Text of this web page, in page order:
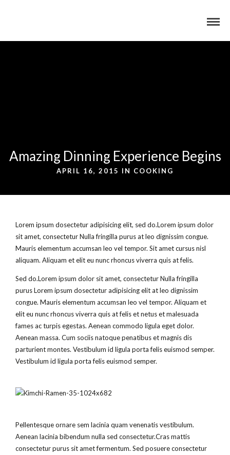
Amazing Dinning Experience Begins
APRIL 16, 2015 IN COOKING
Lorem ipsum dosectetur adipisicing elit, sed do.Lorem ipsum dolor
sit amet, consectetur Nulla fringilla purus at leo dignissim congue.
Mauris elementum accumsan leo vel tempor. Sit amet cursus nisl
aliquam. Aliquam et elit eu nunc rhoncus viverra quis at felis.
Sed do.Lorem ipsum dolor sit amet, consectetur Nulla fringilla
purus Lorem ipsum dosectetur adipisicing elit at leo dignissim
congue. Mauris elementum accumsan leo vel tempor. Aliquam et
elit eu nunc rhoncus viverra quis at felis et netus et malesuada
fames ac turpis egestas. Aenean commodo ligula eget dolor.
Aenean massa. Cum sociis natoque penatibus et magnis dis
parturient montes. Vestibulum id ligula porta felis euismod semper.
Vestibulum id ligula porta felis euismod semper.
Pellentesque ornare sem lacinia quam venenatis vestibulum.
Aenean lacinia bibendum nulla sed consectetur.Cras mattis
consectetur purus sit amet fermentum. Sed posuere consectetur